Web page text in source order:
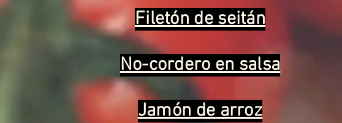
Filetón de seitán
No-cordero en salsa
Jamón de arroz